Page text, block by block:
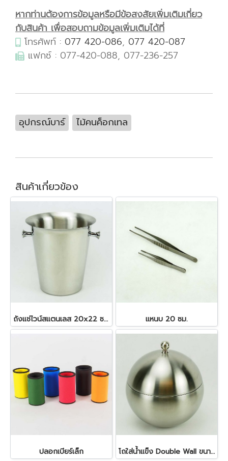
หากท่านต้องการข้อมูลหรือมีข้อสงสัยเพิ่มเติมเกี่ยว
กับสินค้า เพื่อสอบถามข้อมูลเพิ่มเติมได้ที่
โทรศัพท์ : 077 420-086, 077 420-087
แฟกซ์ : 077-420-088, 077-236-257
อุปกรณ์บาร์ ไม้คนค็อกเทล
สินค้าเกี่ยวข้อง
ถังแช่ไวน์สแตนเลส 20x22 ซม. 4.5 ลิตร แหนบ 20 ซม.
ปลอกเบียร์เล็ก โถใส่น้ำแข็ง Double Wall ขนาด 1 ลิตร